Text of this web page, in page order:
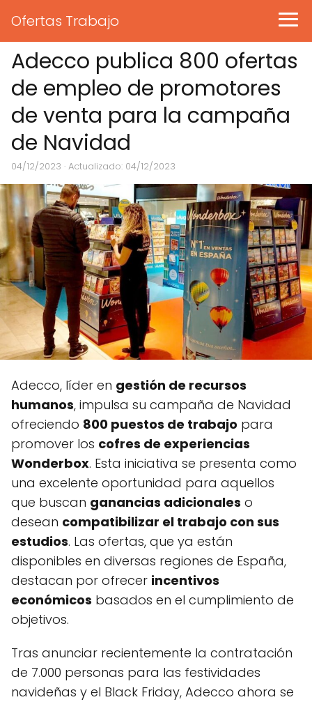
Ofertas Trabajo
Adecco publica 800 ofertas
de empleo de promotores
de venta para la campaña
de Navidad
04/12/2023 · Actualizado: 04/12/2023
Adecco, líder en gestión de recursos
humanos, impulsa su campaña de Navidad
ofreciendo 800 puestos de trabajo para
promover los cofres de experiencias
Wonderbox. Esta iniciativa se presenta como
una excelente oportunidad para aquellos
que buscan ganancias adicionales o
desean compatibilizar el trabajo con sus
estudios. Las ofertas, que ya están
disponibles en diversas regiones de España,
destacan por ofrecer incentivos
económicos basados en el cumplimiento de
objetivos.
Tras anunciar recientemente la contratación
de 7.000 personas para las festividades
navideñas y el Black Friday, Adecco ahora se